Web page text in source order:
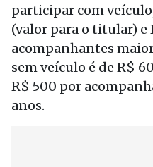
participar com
(valor para o titular) e
acompanhantes
sem veículo é de R$
R$ 500 por
anos.